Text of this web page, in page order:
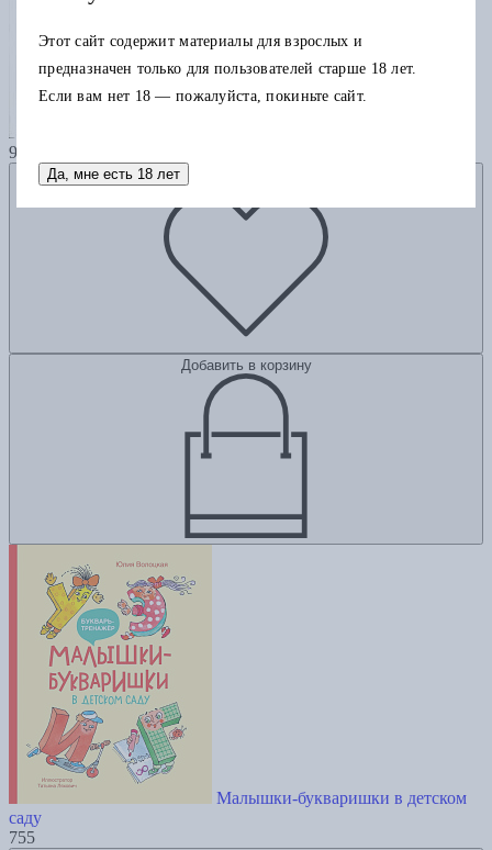
940
Добавить в избранное
Добавить в корзину
Малышки-букваришки в детском
саду
755
Этот сайт содержит материалы для взрослых и
предназначен только для пользователей старше 18 лет.
Если вам нет 18 — пожалуйста, покиньте сайт.
Да, мне есть 18 лет